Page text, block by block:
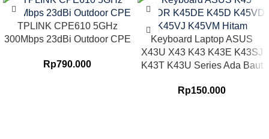
TPLINK CPE610 5GHz
300Mbps 23dBi Outdoor CPE
Rp790.000
Keyboard Laptop ASUS
X43U X43 K43 K43E K43SJ
K43T K43U Series Ada Baut
Rp150.000